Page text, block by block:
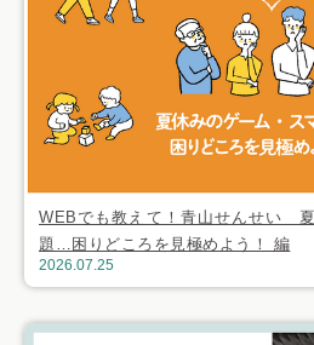
WEBでも教えて！青山せんせい
題…困りどころを見極めよう！ 編
2026.07.25